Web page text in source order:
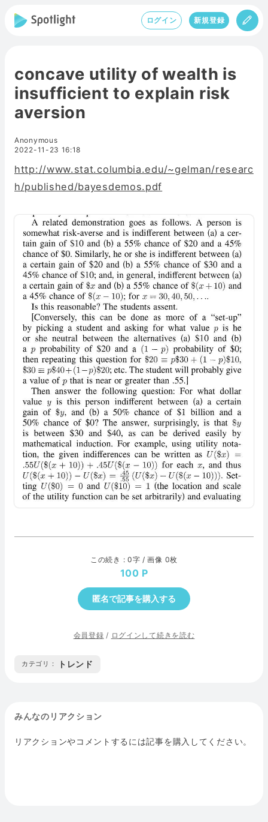
ログイン 新規登録
concave utility of wealth is
insufficient to explain risk
aversion
Anonymous
2022-11-23 16:18
http://www.stat.columbia.edu/~gelman/researc
h/published/bayesdemos.pdf
この続き : 0字 / 画像 0枚
100
匿名で記事を購入する
会員登録 / ログインして続きを読む
カテゴリ : トレンド
みんなのリアクション
リアクションやコメントするには記事を購入してください。